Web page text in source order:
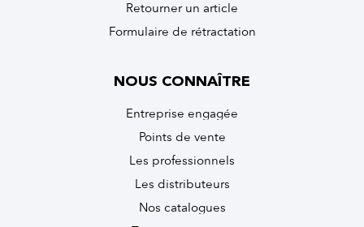
Retourner un article
Formulaire de rétractation
NOUS CONNAÎTRE
Entreprise engagée
Points de vente
Les professionnels
Les distributeurs
Nos catalogues